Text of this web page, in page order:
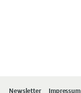
Newsletter Impressum